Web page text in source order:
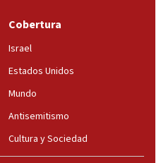
Cobertura
Israel
Estados Unidos
Mundo
Antisemitismo
Cultura y Sociedad